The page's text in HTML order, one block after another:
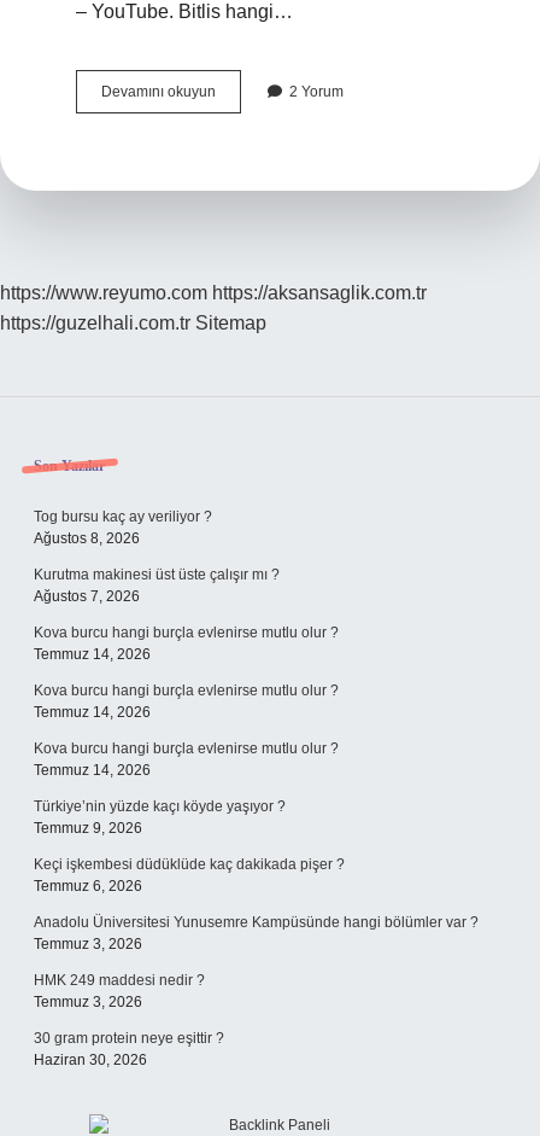
– YouTube. Bitlis hangi…
Devamını okuyun
En
2 Yorum
https://www.reyumo.com https://aksansaglik.com.tr
https://guzelhali.com.tr Sitemap
Sidebar
Son Yazılar
Tog bursu kaç ay veriliyor ?
Ağustos 8, 2026
Kurutma makinesi üst üste çalışır mı ?
Ağustos 7, 2026
Kova burcu hangi burçla evlenirse mutlu olur ?
Temmuz 14, 2026
Kova burcu hangi burçla evlenirse mutlu olur ?
Temmuz 14, 2026
Kova burcu hangi burçla evlenirse mutlu olur ?
Temmuz 14, 2026
Türkiye’nin yüzde kaçı köyde yaşıyor ?
Temmuz 9, 2026
Keçi işkembesi düdüklüde kaç dakikada pişer ?
Temmuz 6, 2026
Anadolu Üniversitesi Yunusemre Kampüsünde hangi bölümler var ?
Temmuz 3, 2026
HMK 249 maddesi nedir ?
Temmuz 3, 2026
30 gram protein neye eşittir ?
Haziran 30, 2026